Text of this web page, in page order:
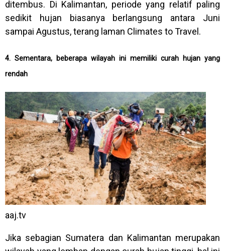
ditembus. Di Kalimantan, periode yang relatif paling
sedikit hujan biasanya berlangsung antara Juni
sampai Agustus, terang laman Climates to Travel.
4. Sementara, beberapa wilayah ini memiliki curah hujan yang
rendah
aaj.tv
Jika sebagian Sumatera dan Kalimantan merupakan